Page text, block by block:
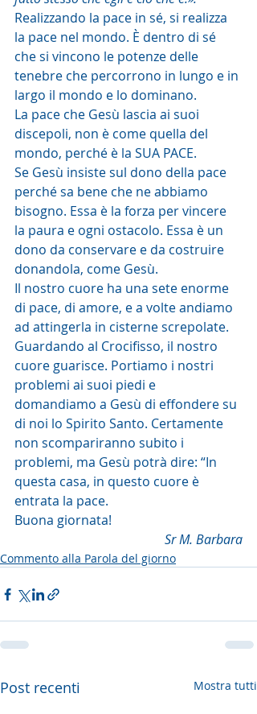
Realizzando la pace in sé, si realizza
la pace nel mondo. È dentro di sé
che si vincono le potenze delle
tenebre che percorrono in lungo e in
largo il mondo e lo dominano.
La pace che Gesù lascia ai suoi
discepoli, non è come quella del
mondo, perché è la SUA PACE.
Se Gesù insiste sul dono della pace
perché sa bene che ne abbiamo
bisogno. Essa è la forza per vincere
la paura e ogni ostacolo. Essa è un
dono da conservare e da costruire
donandola, come Gesù.
Il nostro cuore ha una sete enorme
di pace, di amore, e a volte andiamo
ad attingerla in cisterne screpolate.
Guardando al Crocifisso, il nostro
cuore guarisce. Portiamo i nostri
problemi ai suoi piedi e
domandiamo a Gesù di effondere su
di noi lo Spirito Santo. Certamente
non scompariranno subito i
problemi, ma Gesù potrà dire: “In
questa casa, in questo cuore è
entrata la pace.
Buona giornata!
Sr M. Barbara
Commento alla Parola del giorno
Post recenti Mostra tutti